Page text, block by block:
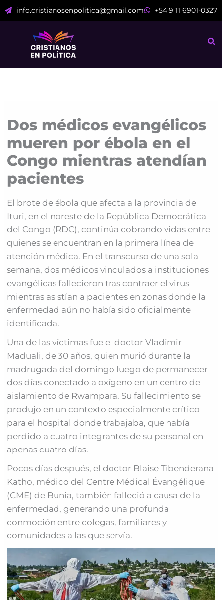
al
info.cristianosenpolitica@gmail.com +54 9 11 6901-0327
Dos médicos evangélicos
mueren por ébola en el
Congo mientras atendían
pacientes
El brote de ébola que afecta a la provincia de
Ituri, en el noreste de la República Democrática
del Congo (RDC), continúa cobrando vidas entre
quienes se encuentran en la primera línea de
atención médica. En el transcurso de una sola
semana, dos médicos vinculados a instituciones
evangélicas fallecieron tras contraer el virus
mientras asistían a pacientes en zonas donde la
enfermedad aún no había sido oficialmente
identificada.
Una de las víctimas fue el doctor Vladimir
Maduali, de 30 años, quien murió durante la
madrugada del domingo luego de permanecer
dos días conectado a oxígeno en un centro de
aislamiento de Rwampara. Su fallecimiento se
produjo en un contexto especialmente crítico
para el hospital donde trabajaba, que había
perdido a cuatro integrantes de su personal en
apenas cuatro días.
Pocos días después, el doctor Blaise Tibenderana
Katho, médico del Centre Médical Évangélique
(CME) de Bunia, también falleció a causa de la
enfermedad, generando una profunda
conmoción entre colegas, familiares y
comunidades a las que servía.